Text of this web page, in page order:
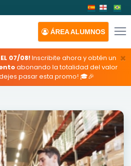
ÁREAALUMNOS
×
07/08!Inscribite ahora y obtén un
abonando la totalidad del valor
pasar esta promo! 🎓🎉